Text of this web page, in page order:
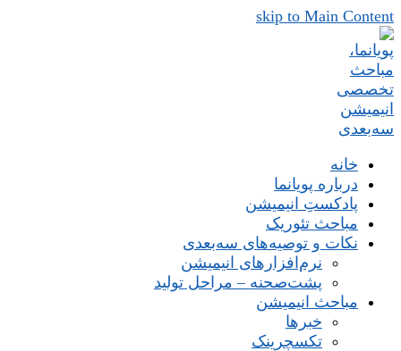
skip to Main Content
خانه
درباره پویانما
پادکستِ انیمیشن
مباحث تئوریک
نکات و توصیه‌های‌ سه‌بعدی
نرم‌افزارهای انیمیشن
پشت‌صحنه – مراحل تولید
مباحث انیمیشن
خبرها
تکسچرینک